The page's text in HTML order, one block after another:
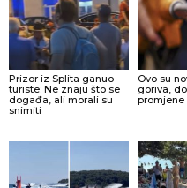
Prizor iz Splita ganuo
turiste: Ne znaju što se
događa, ali morali su
snimiti
Ovo su
goriva,
promjene